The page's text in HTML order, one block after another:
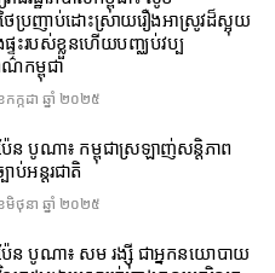
ថៃប្រញាប់ដោះស្រាយរឿងអាស្រូវដ៏ស្អុយ
ទះរបស់ខ្លួនហើយបញ្ឈប់វប្ប
កម្ពុជា
កក្កដា ឆ្នាំ ២០២៥
ែន បូណា៖ កម្ពុជាស្រឡាញ់សន្តិភាព
ប់អន្តរជាតិ
មិថុនា ឆ្នាំ ២០២៥
ែន បូណា៖ សម រង្ស៊ី ជាអ្នកនយោបាយ